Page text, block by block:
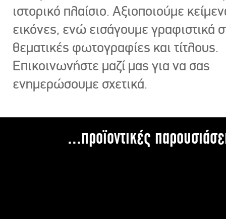
ιστορικό πλαίσιο. Αξιοποιούμε
εικόνες, ενώ εισάγουμε γραφιστικά
θεματικές φωτογραφίες και τίτλους.
Επικοινωνήστε μαζί μας για να σας
ενημερώσουμε σχετικά.
...προϊοντικές